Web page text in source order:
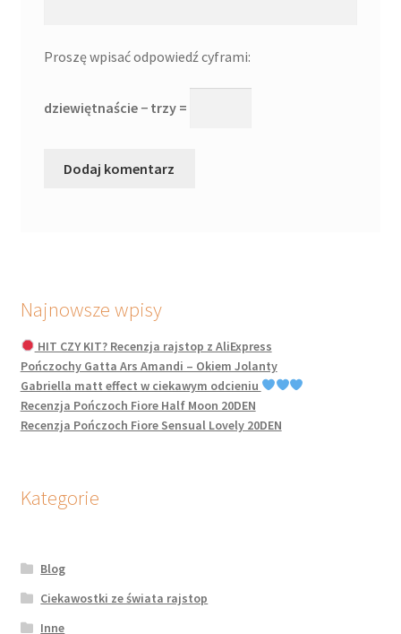
Proszę wpisać odpowiedź cyframi:
dziewiętnaście − trzy =
Najnowsze wpisy
HIT CZY KIT? Recenzja rajstop z AliExpress
Pończochy Gatta Ars Amandi – Okiem Jolanty
Gabriella matt effect w ciekawym odcieniu
Recenzja Pończoch Fiore Half Moon 20DEN
Recenzja Pończoch Fiore Sensual Lovely 20DEN
Kategorie
Blog
Ciekawostki ze świata rajstop
Inne